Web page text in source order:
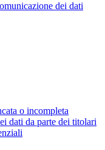
dei dati
o incompleta
dati da parte dei titolari